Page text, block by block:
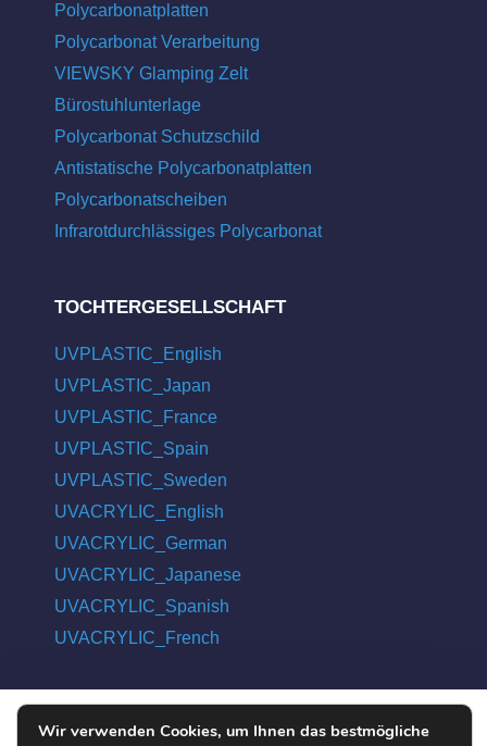
Polycarbonatplatten
Polycarbonat Verarbeitung
VIEWSKY Glamping Zelt
Bürostuhlunterlage
Polycarbonat Schutzschild
Antistatische Polycarbonatplatten
Polycarbonatscheiben
Infrarotdurchlässiges Polycarbonat
TOCHTERGESELLSCHAFT
UVPLASTIC_English
UVPLASTIC_Japan
UVPLASTIC_France
UVPLASTIC_Spain
UVPLASTIC_Sweden
UVACRYLIC_English
UVACRYLIC_German
UVACRYLIC_Japanese
UVACRYLIC_Spanish
UVACRYLIC_French
Wir verwenden Cookies, um Ihnen das bestmögliche